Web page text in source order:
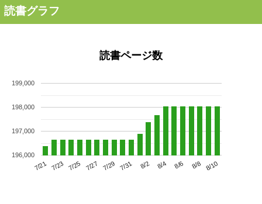
読書グラフ
読書ページ数
7/21 7/23 7/25 7/27 7/29 7/31 8/2 8/4 8/6 8/8 8/10
196,000
197,000
198,000
199,000